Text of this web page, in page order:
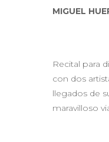
MIGUEL
Recital para
con dos
llegados de
maravilloso